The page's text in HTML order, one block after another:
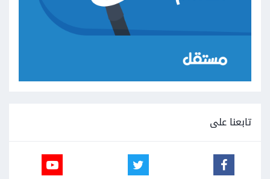
تابعنا على